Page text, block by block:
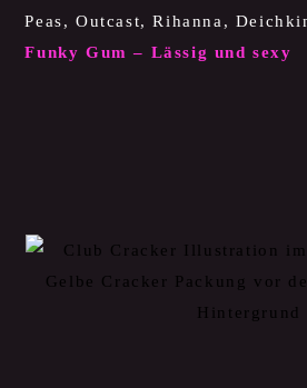
Peas, Outcast, Rihanna,
Funky Gum – Lässig und sexy